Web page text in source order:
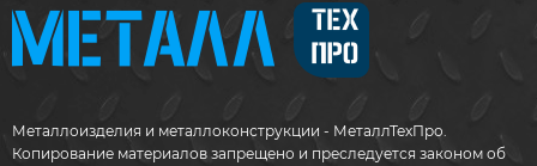
Металлоизделия и металлоконструкции - МеталлТехПро.
Копирование материалов запрещено и преследуется законом об